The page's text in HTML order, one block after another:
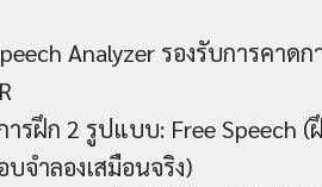
Analyzer รองรับการคา
รฝึก 2 รูปแบบ: Free Speech (
จำลองเสมือนจริง)